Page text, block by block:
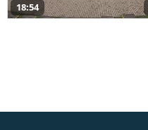
18:54